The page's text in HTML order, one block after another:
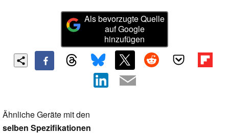
Als bevorzugte Quelle
auf Google
hinzufügen
Ähnliche Geräte mit den
selben Spezifikationen